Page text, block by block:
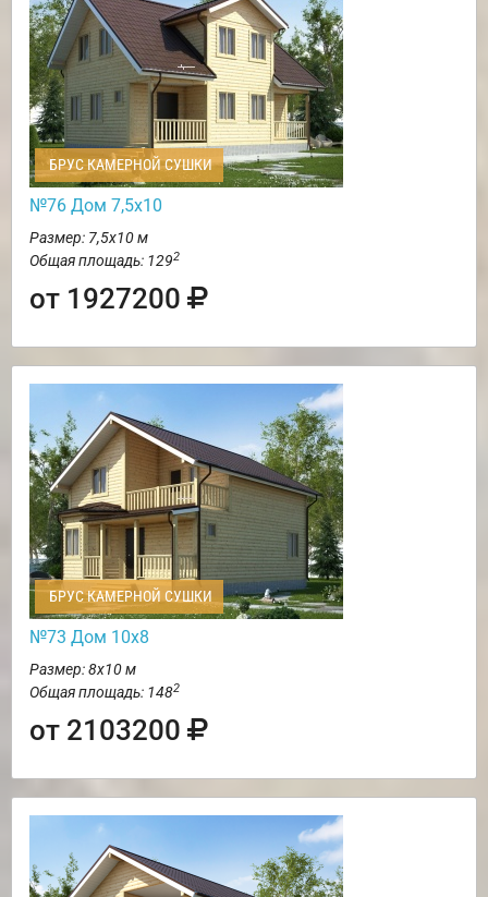
БРУС КАМЕРНОЙ СУШКИ
№76 Дом 7,5х10
Размер: 7,5х10 м
Общая площадь: 1292
от 1927200
БРУС КАМЕРНОЙ СУШКИ
№73 Дом 10х8
Размер: 8х10 м
Общая площадь: 1482
от 2103200